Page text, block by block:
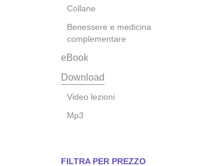
Collane
Benessere e medicina
complementare
eBook
Download
Video lezioni
Mp3
FILTRA PER PREZZO